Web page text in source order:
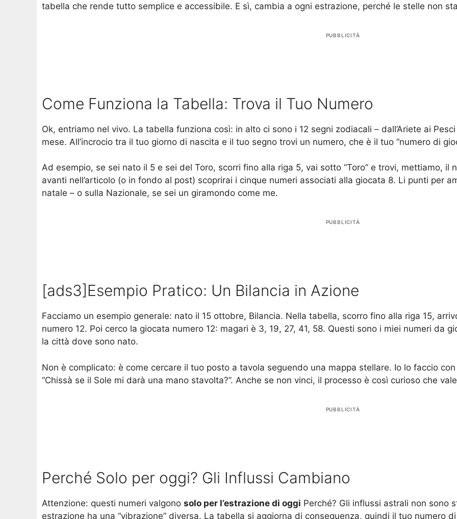
tabella che rende tutto semplice e accessibile. E sì, cambia a ogni estrazione, perché le stelle non
PUBBLICITÀ
Come Funziona la Tabella: Trova il Tuo Numero
Ok, entriamo nel vivo. La tabella funziona così: in alto ci sono i 12 segni zodiacali – dall’Ariete ai
mese. All’incrocio tra il tuo giorno di nascita e il tuo segno trovi un numero, che è il tuo “numero di
Ad esempio, se sei nato il 5 e sei del Toro, scorri fino alla riga 5, vai sotto “Toro” e trovi, mettiamo, il
avanti nell’articolo (o in fondo al post) scoprirai i cinque numeri associati alla giocata 8. Li punti per
natale – o sulla Nazionale, se sei un giramondo come me.
PUBBLICITÀ
[ads3]Esempio Pratico: Un Bilancia in Azione
Facciamo un esempio generale: nato il 15 ottobre, Bilancia. Nella tabella, scorro fino alla riga 15,
numero 12. Poi cerco la giocata numero 12: magari è 3, 19, 27, 41, 58. Questi sono i miei numeri da
la città dove sono nato.
Non è complicato: è come cercare il tuo posto a tavola seguendo una mappa stellare. Io lo faccio
“Chissà se il Sole mi darà una mano stavolta?”. Anche se non vinci, il processo è così curioso che
PUBBLICITÀ
Perché Solo per oggi? Gli Influssi Cambiano
Attenzione: questi numeri valgono solo per l’estrazione di oggi Perché? Gli influssi astrali non sono
estrazione ha una “vibrazione” diversa. La tabella si aggiorna di conseguenza, quindi il tuo numero